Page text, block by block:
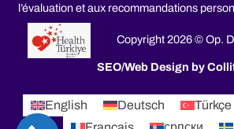
l’évaluation et aux recommandations
Copyright 2026 © Op.
SEO/Web Design by
English Deutsch Türkçe